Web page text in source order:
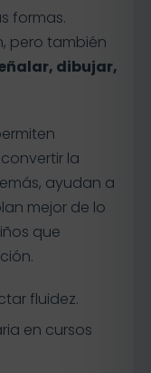
formas.
pero también
dibujar,
la
ayudan a
mejor de lo
que
fluidez.
en cursos